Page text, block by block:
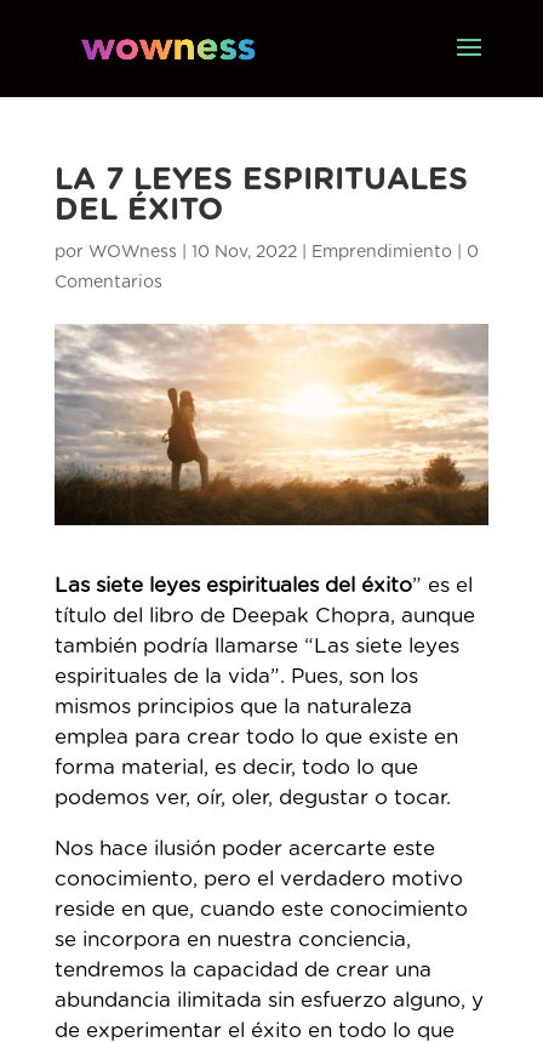
LA 7 LEYES ESPIRITUALES
DEL ÉXITO
por WOWness 10 Nov, 2022| Emprendimiento| 0
Comentarios
Las siete leyes espirituales del éxito” es el
título del libro de Deepak Chopra, aunque
también podría llamarse “Las siete leyes
espirituales de la vida”. Pues, son los
mismos principios que la naturaleza
emplea para crear todo lo que existe en
forma material, es decir, todo lo que
podemos ver, oír, oler, degustar o tocar.
Nos hace ilusión poder acercarte este
conocimiento, pero el verdadero motivo
reside en que, cuando este conocimiento
se incorpora en nuestra conciencia,
tendremos la capacidad de crear una
abundancia ilimitada sin esfuerzo alguno, y
de experimentar el éxito en todo lo que